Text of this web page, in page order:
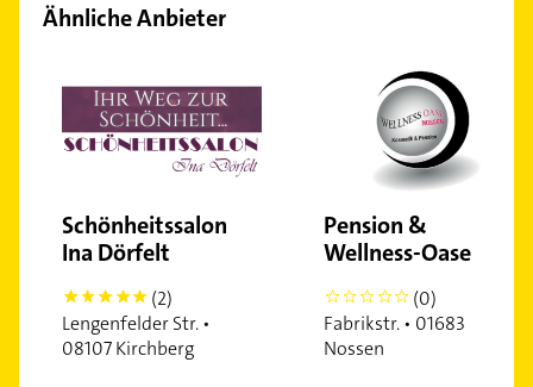
Zentrum
Ähnliche Anbieter
Schönheitssalon
Ina Dörfelt
5
(2)
Lengenfelder Str. •
08107 Kirchberg
Pension &
Wellness-Oase
0
(0)
Fabrikstr. • 01683
Nossen